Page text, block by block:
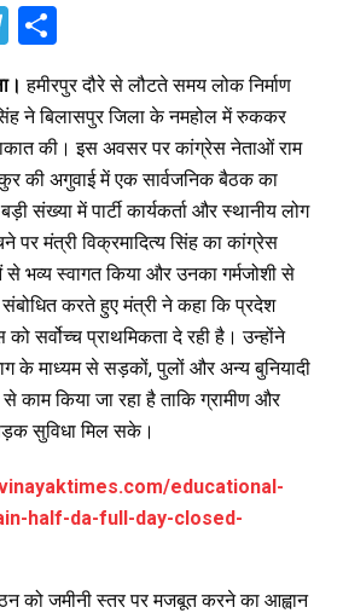
T
e
gr
a
m
ar
e
हमीरपुर दौरे से लौटते समय लोक निर्माण
सिंह ने बिलासपुर जिला के नमहोल में रुककर
की। इस अवसर पर कांग्रेस नेताओं राम
की अगुवाई में एक सार्वजनिक बैठक का
संख्या में पार्टी कार्यकर्ता और स्थानीय लोग
पर मंत्री विक्रमादित्य सिंह का कांग्रेस
भव्य स्वागत किया और उनका गर्मजोशी से
करते हुए मंत्री ने कहा कि प्रदेश
सर्वोच्च प्राथमिकता दे रही है। उन्होंने
के माध्यम से सड़कों, पुलों और अन्य बुनियादी
काम किया जा रहा है ताकि ग्रामीण और
सुविधा मिल सके।
educational-
half-da-full-day-closed-
को जमीनी स्तर पर मजबूत करने का आह्वान